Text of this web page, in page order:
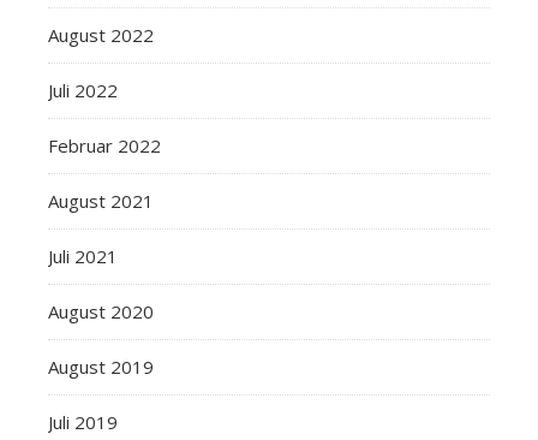
August 2022
Juli 2022
Februar 2022
August 2021
Juli 2021
August 2020
August 2019
Juli 2019